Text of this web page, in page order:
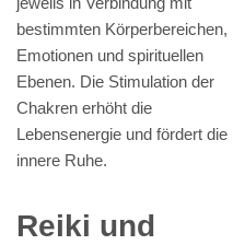
bestimmten Körperbereichen,
Emotionen und spirituellen
Ebenen. Die Stimulation der
Chakren erhöht die
Lebensenergie und fördert die
innere Ruhe.
Reiki und